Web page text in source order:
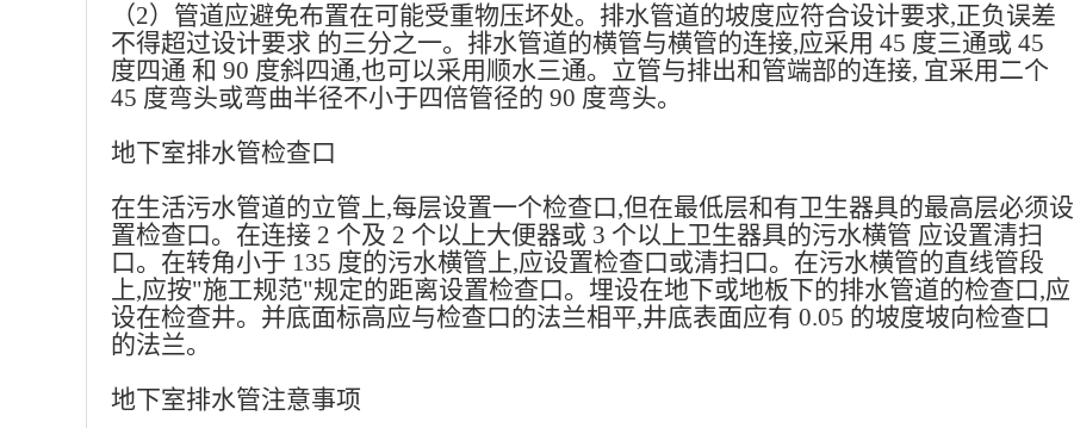
（2）管道应避免布置在可能受重物压坏处。排水管道的坡度应符合设计要求,正负误差
不得超过设计要求 的三分之一。排水管道的横管与横管的连接,应采用 45 度三通或 45
度四通 和 90 度斜四通,也可以采用顺水三通。立管与排出和管端部的连接, 宜采用二个
45 度弯头或弯曲半径不小于四倍管径的 90 度弯头。
地下室排水管检查口
在生活污水管道的立管上,每层设置一个检查口,但在最低层和有卫生器具的最高层必须设
置检查口。在连接 2 个及 2 个以上大便器或 3 个以上卫生器具的污水横管 应设置清扫
口。在转角小于 135 度的污水横管上,应设置检查口或清扫口。在污水横管的直线管段
上,应按"施工规范"规定的距离设置检查口。埋设在地下或地板下的排水管道的检查口,应
设在检查井。并底面标高应与检查口的法兰相平,井底表面应有 0.05 的坡度坡向检查口
的法兰。
地下室排水管注意事项